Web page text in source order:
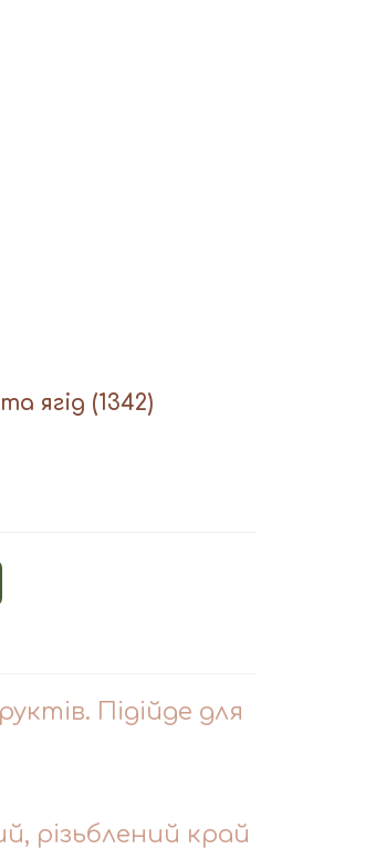
ягід (1342)
Підійде для
різьблений край